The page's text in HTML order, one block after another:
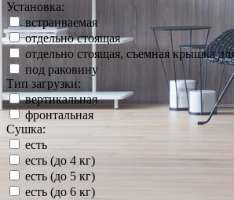
Установка:
встраиваемая
отдельно стоящая
отдельно стоящая, съемная крышка
под раковину
Тип загрузки:
вертикальная
фронтальная
Сушка:
есть
есть (до 4 кг)
есть (до 5 кг)
есть (до 6 кг)